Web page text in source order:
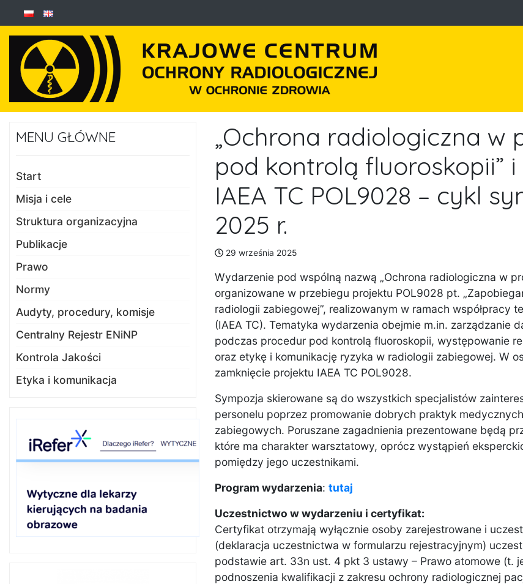
„Ochrona radiologiczna w
pod kontrolą fluoroskopii”
IAEA TC POL9028 – cykl
2025 r.
29 września 2025
Wydarzenie pod wspólną nazwą „Ochrona radiologiczna w
organizowane w przebiegu projektu POL9028 pt.
radiologii zabiegowej”, realizowanym w ramach współpracy
(IAEA TC). Tematyka wydarzenia obejmie m.in. zarządzanie
podczas procedur pod kontrolą fluoroskopii, występowanie
oraz etykę i komunikację ryzyka w radiologii zabiegowej. W
zamknięcie projektu IAEA TC POL9028.
Sympozja skierowane są do wszystkich specjalistów
personelu poprzez promowanie dobrych praktyk
zabiegowych. Poruszane zagadnienia prezentowane będą
które ma charakter warsztatowy, oprócz wystąpień
pomiędzy jego uczestnikami.
Program wydarzenia: tutaj
Uczestnictwo w wydarzeniu i certyfikat:
Certyfikat otrzymają wyłącznie osoby zarejestrowane i
(deklaracja uczestnictwa w formularzu rejestracyjnym)
podstawie art. 33n ust. 4 pkt 3 ustawy – Prawo atomowe (t.
podnoszenia kwalifikacji z zakresu ochrony radiologicznej
MENU GŁÓWNE
Start
Misja i cele
Struktura organizacyjna
Publikacje
Prawo
Normy
Audyty, procedury, komisje
Centralny Rejestr ENiNP
Kontrola Jakości
Etyka i komunikacja